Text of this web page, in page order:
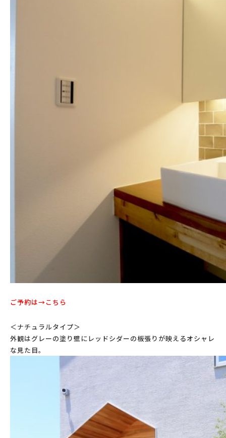
ご予約は→こちら
＜ナチュラルタイプ＞
外観はグレーの塗り壁にレッドシダーの板張りが映えるオシャレ
な見た目。